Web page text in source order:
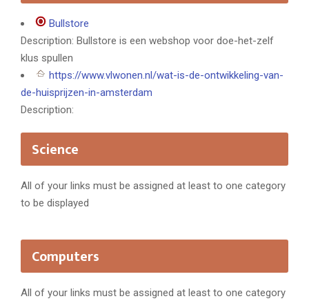
Bullstore
Description: Bullstore is een webshop voor doe-het-zelf
klus spullen
https://www.vlwonen.nl/wat-is-de-ontwikkeling-van-
de-huisprijzen-in-amsterdam
Description:
Science
All of your links must be assigned at least to one category
to be displayed
Computers
All of your links must be assigned at least to one category